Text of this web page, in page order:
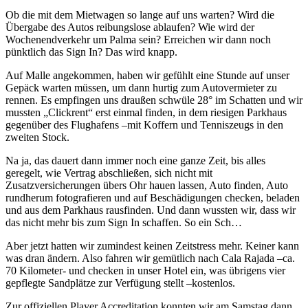
Ob die mit dem Mietwagen so lange auf uns warten? Wird die
Übergabe des Autos reibungslose ablaufen? Wie wird der
Wochenendverkehr um Palma sein? Erreichen wir dann noch
pünktlich das Sign In? Das wird knapp.
Auf Malle angekommen, haben wir gefühlt eine Stunde auf unser
Gepäck warten müssen, um dann hurtig zum Autovermieter zu
rennen. Es empfingen uns draußen schwüle 28° im Schatten und wir
mussten „Clickrent“ erst einmal finden, in dem riesigen Parkhaus
gegenüber des Flughafens –mit Koffern und Tenniszeugs in den
zweiten Stock.
Na ja, das dauert dann immer noch eine ganze Zeit, bis alles
geregelt, wie Vertrag abschließen, sich nicht mit
Zusatzversicherungen übers Ohr hauen lassen, Auto finden, Auto
rundherum fotografieren und auf Beschädigungen checken, beladen
und aus dem Parkhaus rausfinden. Und dann wussten wir, dass wir
das nicht mehr bis zum Sign In schaffen. So ein Sch…
Aber jetzt hatten wir zumindest keinen Zeitstress mehr. Keiner kann
was dran ändern. Also fahren wir gemütlich nach Cala Rajada –ca.
70 Kilometer- und checken in unser Hotel ein, was übrigens vier
gepflegte Sandplätze zur Verfügung stellt –kostenlos.